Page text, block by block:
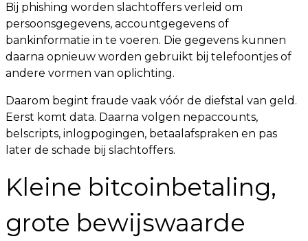
Bij phishing worden slachtoffers verleid om
persoonsgegevens, accountgegevens of
bankinformatie in te voeren. Die gegevens kunnen
daarna opnieuw worden gebruikt bij telefoontjes of
andere vormen van oplichting.
Daarom begint fraude vaak vóór de diefstal van geld.
Eerst komt data. Daarna volgen nepaccounts,
belscripts, inlogpogingen, betaalafspraken en pas
later de schade bij slachtoffers.
Kleine bitcoinbetaling,
grote bewijswaarde